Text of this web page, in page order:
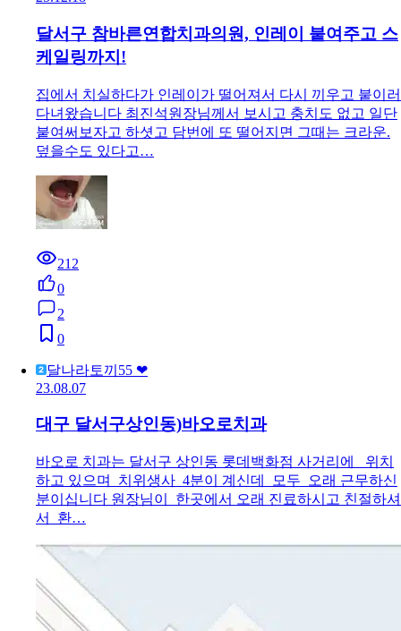
달서구 참바른연합치과의원, 인레이 붙여주고 스
케일링까지!
집에서 치실하다가 인레이가 떨어져서 다시 끼우고 붙이러
다녀왔습니다 최진석원장님께서 보시고 충치도 없고 일단
붙여써보자고 하셧고 담번에 또 떨어지면 그때는 크라운.
덮을수도 있다고…
212
0
2
0
달나라토끼55 ❤
23.08.07
대구 달서구상인동)바오로치과
바오로 치과는 달서구 상인동 롯데백화점 사거리에 위치
하고 있으며 치위생사 4분이 계신데 모두 오래 근무하신
분이십니다 원장님이 한곳에서 오래 진료하시고 친절하셔
서 환…